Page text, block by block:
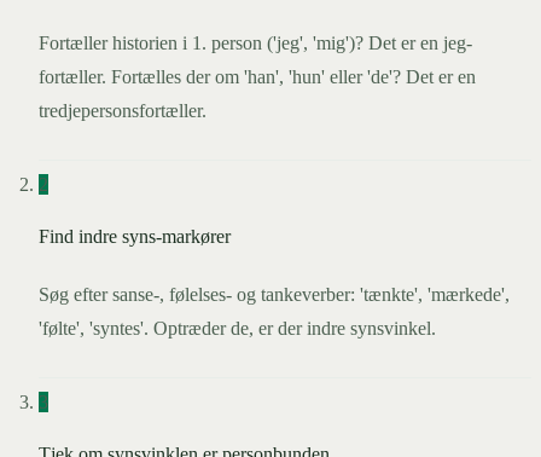
Fortæller historien i 1. person ('jeg', 'mig')? Det er en jeg-
fortæller. Fortælles der om 'han', 'hun' eller 'de'? Det er en
tredjepersonsfortæller.
2
Find indre syns-markører
Søg efter sanse-, følelses- og tankeverber: 'tænkte', 'mærkede',
'følte', 'syntes'. Optræder de, er der indre synsvinkel.
3